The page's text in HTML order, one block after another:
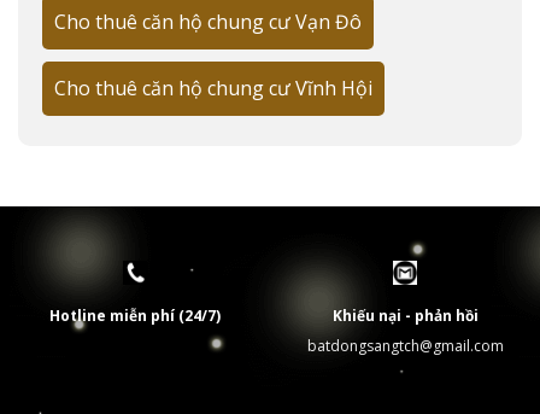
1 Phòng ngủ
49-55m²
2 Phòng ngủ
73-80m²
15-22 triệu
90-100m²
so với các dự án lân cận trong khu vực.
Cần tham khảo thêm các mức giá thuê
căn hộ trong khu vực?Dự án H2 Hoàng
cung cấp nhiều lựa chọn diện tích
Cho thuê căn hộ chung cư Vạn Đô
Cho thuê căn hộ chung cư Vĩnh Hội
Hotline miễn phí (24/7)
Khiếu nại - phản hồi
batdongsangtch@gmail.com